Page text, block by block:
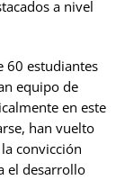
a nivel
60 estudiantes
equipo de
en este
han vuelto
convicción
el desarrollo